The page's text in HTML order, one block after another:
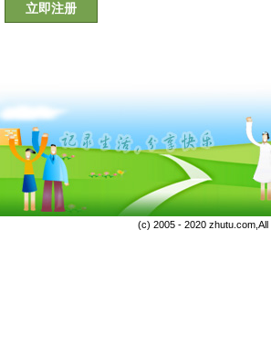
立即注册
(c) 2005 - 2020